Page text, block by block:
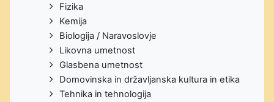
Fizika
Kemija
Biologija / Naravoslovje
Likovna umetnost
Glasbena umetnost
Domovinska in državljanska kultura in etika
Tehnika in tehnologija